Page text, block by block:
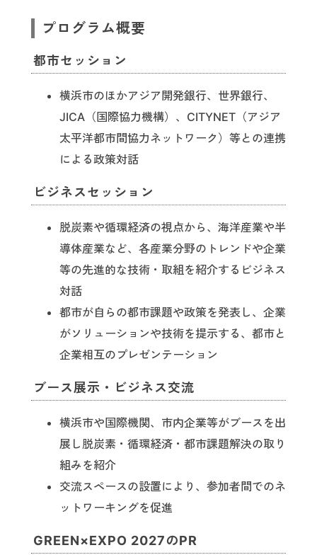
プログラム概要
都市セッション
横浜市のほかアジア開発銀行、世界銀行、
JICA（国際協力機構）、CITYNET（アジア
太平洋都市間協力ネットワーク）等との連携
による政策対話
ビジネスセッション
脱炭素や循環経済の視点から、海洋産業や半
導体産業など、各産業分野のトレンドや企業
等の先進的な技術・取組を紹介するビジネス
対話
都市が自らの都市課題や政策を発表し、企業
がソリューションや技術を提示する、都市と
企業相互のプレゼンテーション
ブース展示・ビジネス交流
横浜市や国際機関、市内企業等がブースを出
展し脱炭素・循環経済・都市課題解決の取り
組みを紹介
交流スペースの設置により、参加者間でのネ
ットワーキングを促進
GREEN×EXPO 2027のPR